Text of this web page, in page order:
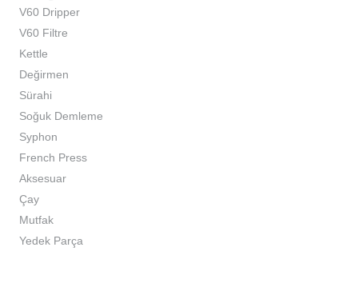
V60 Dripper
V60 Filtre
Kettle
Değirmen
Sürahi
Soğuk Demleme
Syphon
French Press
Aksesuar
Çay
Mutfak
Yedek Parça